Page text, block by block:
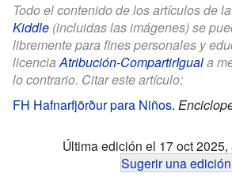
Todo el contenido de los artículos de la
Kiddle (incluidas las imágenes) se
libremente para fines personales y
licenciaAtribución-CompartirIguala
lo contrario. Citar este artículo:
FH Hafnarfjörður para Niños.
Última edición el 17 oct 2025,
Sugerir una edición